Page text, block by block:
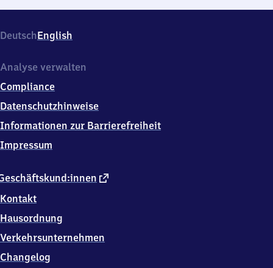
DeutschEnglish
externer
Kontakt
Hausordnung
Verkehrsunternehmen
Changelog
Analyse verwalten
Compliance
Datenschutzhinweise
Informationen zur Barrierefreiheit
Impressum